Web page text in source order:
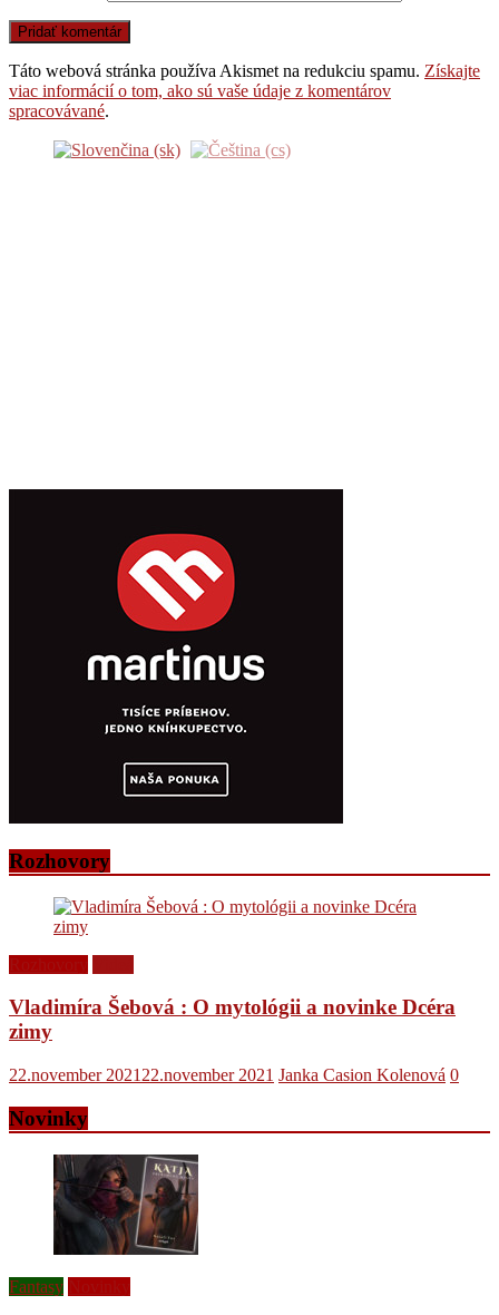
Táto webová stránka používa Akismet na redukciu spamu. Získajte
viac informácií o tom, ako sú vaše údaje z komentárov
spracovávané.
Rozhovory
Vladimíra Šebová : O mytológii a novinke Dcéra
zimy
22.november 2021 22.november 2021 Janka Casion Kolenová 0
Novinky
Fantasy